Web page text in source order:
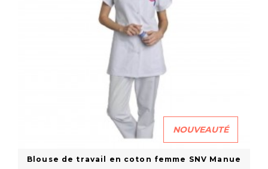
NOUVEAUTÉ
Blouse de travail en coton femme SNV Manue